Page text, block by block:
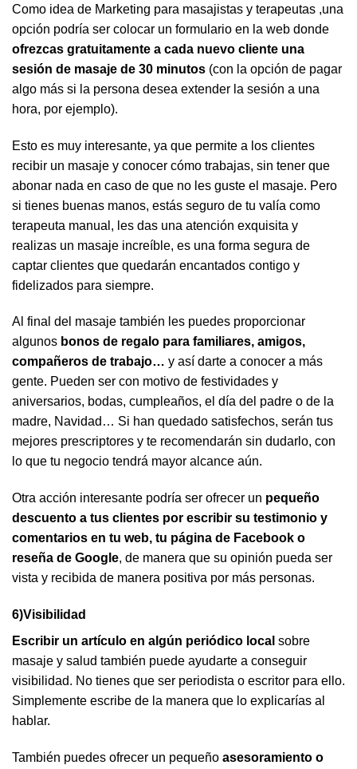
Como idea de Marketing para masajistas y terapeutas ,una
opción podría ser colocar un formulario en la web donde
ofrezcas gratuitamente a cada nuevo cliente una
sesión de masaje de 30 minutos (con la opción de pagar
algo más si la persona desea extender la sesión a una
hora, por ejemplo).
Esto es muy interesante, ya que permite a los clientes
recibir un masaje y conocer cómo trabajas, sin tener que
abonar nada en caso de que no les guste el masaje. Pero
si tienes buenas manos, estás seguro de tu valía como
terapeuta manual, les das una atención exquisita y
realizas un masaje increíble, es una forma segura de
captar clientes que quedarán encantados contigo y
fidelizados para siempre.
Al final del masaje también les puedes proporcionar
algunos bonos de regalo para familiares, amigos,
compañeros de trabajo… y así darte a conocer a más
gente. Pueden ser con motivo de festividades y
aniversarios, bodas, cumpleaños, el día del padre o de la
madre, Navidad… Si han quedado satisfechos, serán tus
mejores prescriptores y te recomendarán sin dudarlo, con
lo que tu negocio tendrá mayor alcance aún.
Otra acción interesante podría ser ofrecer un pequeño
descuento a tus clientes por escribir su testimonio y
comentarios en tu web, tu página de Facebook o
reseña de Google, de manera que su opinión pueda ser
vista y recibida de manera positiva por más personas.
6)Visibilidad
Escribir un artículo en algún periódico local sobre
masaje y salud también puede ayudarte a conseguir
visibilidad. No tienes que ser periodista o escritor para ello.
Simplemente escribe de la manera que lo explicarías al
hablar.
También puedes ofrecer un pequeño asesoramiento o